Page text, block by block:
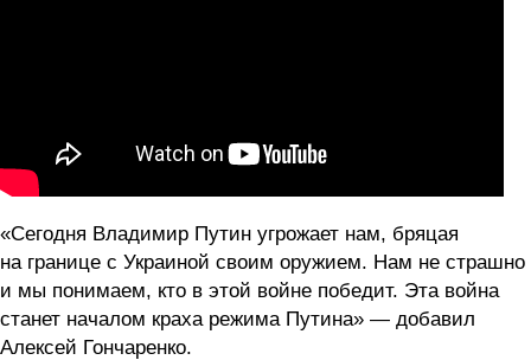
«Сегодня Владимир Путин угрожает нам, бряцая
на границе с Украиной своим оружием. Нам не страшно
и мы понимаем, кто в этой войне победит. Эта война
станет началом краха режима Путина» — добавил
Алексей Гончаренко.